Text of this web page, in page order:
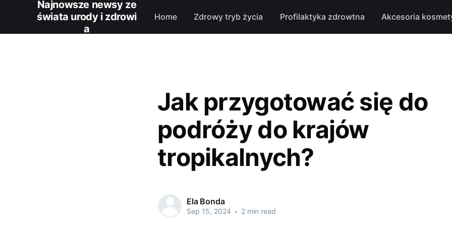
Najnowsze newsy ze
świata urody i zdrowi
a
Home Zdrowy tryb życia Profilaktyka zdrowtna Akcesoria
Jak przygotować się do
podróży do krajów
tropikalnych?
Ela Bonda
Sep 15, 2024 • 2 min read